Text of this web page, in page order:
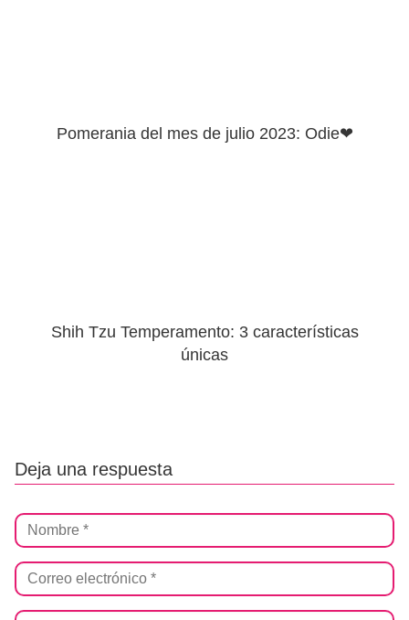
Pomerania del mes de julio 2023: Odie❤
Shih Tzu Temperamento: 3 características
únicas
Deja una respuesta